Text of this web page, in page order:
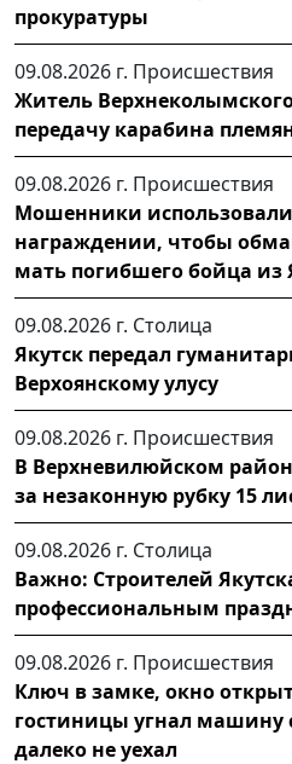
прокуратуры
09.08.2026 г. Происшествия
Житель
передачу карабина
09.08.2026 г. Происшествия
Мошенники
награждении, чтобы
мать погибшего бойца из
09.08.2026 г. Столица
Якутск передал
Верхоянскому улусу
09.08.2026 г. Происшествия
В Верхневилюйском
за незаконную рубку 15
09.08.2026 г. Столица
Важно: Строителей
профессиональным
09.08.2026 г. Происшествия
Ключ в замке, окно
гостиницы угнал машину
далеко не уехал